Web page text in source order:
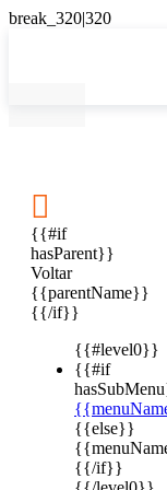

{{#if
hasParent}}
Voltar
{{parentName}}
{{/if}}
{{#level0}}
{{#if
{{else}}
{{/if}}